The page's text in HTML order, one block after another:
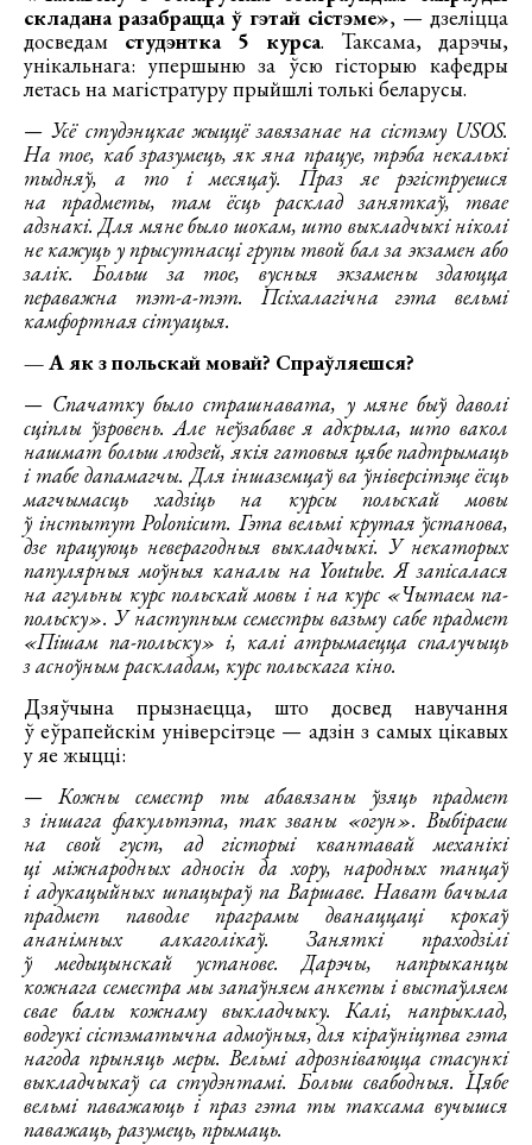
складана разабрацца ў гэтай сістэме», — дзеліцца
досведам студэнтка 5 курса. Таксама, дарэчы,
унікальнага: упершыню за ўсю гісторыю кафедры
летась на магістратуру прыйшлі толькі беларусы.
— Усё студэнцкае жыццё завязанае на сістэму USOS.
На тое, каб зразумець, як яна працуе, трэба некалькі
тыдняў, а то і месяцаў. Праз яе рэгіструешся
на прадметы, там ёсць расклад заняткаў, твае
адзнакі. Для мяне было шокам, што выкладчыкі ніколі
не кажуць у прысутнасці групы твой бал за экзамен або
залік. Больш за тое, вусныя экзамены здаюцца
пераважна тэт-а-тэт. Псіхалагічна гэта вельмі
камфортная сітуацыя.
— А як з польскай мовай? Спраўляешся?
— Спачатку было страшнавата, у мяне быў даволі
сціплы ўзровень. Але неўзабаве я адкрыла, што вакол
нашмат больш людзей, якія гатовыя цябе падтрымаць
і табе дапамагчы. Для іншаземцаў ва ўніверсітэце ёсць
магчымасць хадзіць на курсы польскай мовы
ў інстытут Polonicum. Гэта вельмі крутая ўстанова,
дзе працуюць неверагодныя выкладчыкі. У некаторых
папулярныя моўныя каналы на Youtube. Я запісалася
на агульны курс польскай мовы і на курс «Чытаем па-
польску». У наступным семестры вазьму сабе прадмет
«Пішам па-польску» і, калі атрымаецца спалучыць
з асноўным раскладам, курс польскага кіно.
Дзяўчына прызнаецца, што досвед навучання
ў еўрапейскім універсітэце — адзін з самых цікавых
у яе жыцці:
— Кожны семестр ты абавязаны ўзяць прадмет
з іншага факультэта, так званы «огун». Выбіраеш
на свой густ, ад гісторыі квантавай механікі
ці міжнародных адносін да хору, народных танцаў
і адукацыйных шпацыраў па Варшаве. Нават бачыла
прадмет паводле праграмы дванаццаці крокаў
ананімных алкаголікаў. Заняткі праходзілі
ў медыцынскай установе. Дарэчы, напрыканцы
кожнага семестра мы запаўняем анкеты і выстаўляем
свае балы кожнаму выкладчыку. Калі, напрыклад,
водгукі сістэматычна адмоўныя, для кіраўніцтва гэта
нагода прыняць меры. Вельмі адрозніваюцца стасункі
выкладчыкаў са студэнтамі. Больш свабодныя. Цябе
вельмі паважаюць і праз гэта ты таксама вучышся
паважаць, разумець, прымаць.